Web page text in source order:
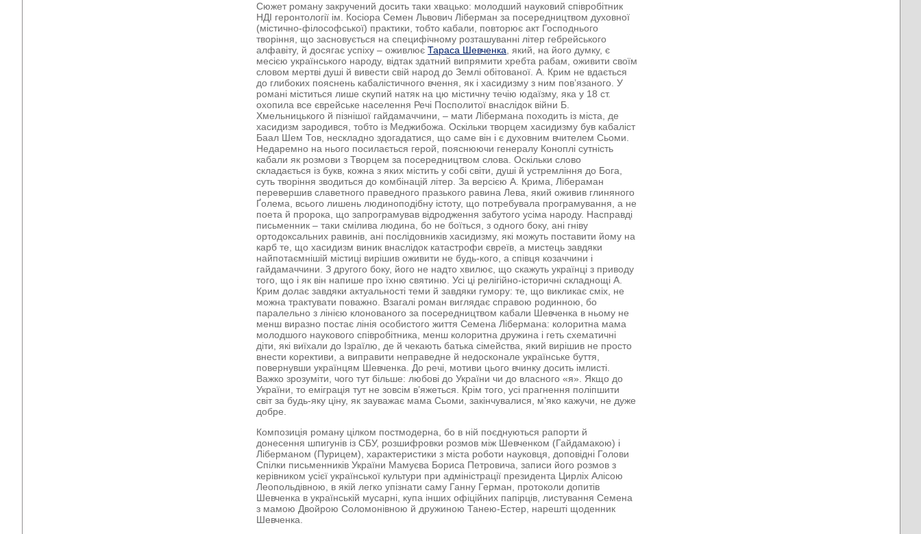
Сюжет роману закручений досить таки хвацько: молодший науковий співробітник
НДІ геронтології ім. Косіора Семен Львович Ліберман за посередництвом духовної
(містично-філософської) практики, тобто кабали, повторює акт Господнього
творіння, що засновується на специфічному розташуванні літер гебрейського
алфавіту, й досягає успіху – оживлюєТараса Шевченка , який, на його думку, є
месією українського народу, відтак здатний випрямити хребта рабам, оживити своїм
словом мертві душі й вивести свій народ до Землі обітованої. А. Крим не вдається
до глибоких пояснень кабалістичного вчення, як і хасидизму з ним повʼязаного. У
романі міститься лише скупий натяк на цю містичну течію юдаїзму, яка у 18 ст.
охопила все єврейське населення Речі Посполитої внаслідок війни Б.
Хмельницького й пізнішої гайдамаччини, – мати Лібермана походить із міста, де
хасидизм зародився, тобто із Меджибожа. Оскільки творцем хасидизму був кабаліст
Баал Шем Тов, нескладно здогадатися, що саме він і є духовним вчителем Сьоми.
Недаремно на нього посилається герой, пояснюючи генералу Коноплі сутність
кабали як розмови з Творцем за посередництвом слова. Оскільки слово
складається із букв, кожна з яких містить у собі світи, душі й устремління до Бога,
суть творіння зводиться до комбінацій літер. За версією А. Крима, Лібераман
перевершив славетного праведного празького равина Лева, який оживив глиняного
Ґолема, всього лишень людиноподібну істоту, що потребувала програмування, а не
поета й пророка, що запрограмував відродження забутого усіма народу. Насправді
письменник – таки смілива людина, бо не боїться, з одного боку, ані гніву
ортодоксальних равинів, ані послідовників хасидизму, які можуть поставити йому на
карб те, що хасидизм виник внаслідок катастрофи євреїв, а мистець завдяки
найпотаємнішій містиці вирішив оживити не будь-кого, а співця козаччини і
гайдамаччини. З другого боку, його не надто хвилює, що скажуть українці з приводу
того, що і як він напише про їхню святиню. Усі ці релігійно-історичні складнощі А.
Крим долає завдяки актуальності теми й завдяки гумору: те, що викликає сміх, не
можна трактувати поважно. Взагалі роман виглядає справою родинною, бо
паралельно з лінією клонованого за посередництвом кабали Шевченка в ньому не
менш виразно постає лінія особистого життя Семена Лібермана: колоритна мама
молодшого наукового співробітника, менш колоритна дружина і геть схематичні
діти, які виїхали до Ізраїлю, де й чекають батька сімейства, який вирішив не просто
внести корективи, а виправити неправедне й недосконале українське буття,
повернувши українцям Шевченка. До речі, мотиви цього вчинку досить імлисті.
Важко зрозуміти, чого тут більше: любові до України чи до власного «я». Якщо до
України, то еміграція тут не зовсім в’яжеться. Крім того, усі прагнення поліпшити
світ за будь-яку ціну, як зауважає мама Сьоми, закінчувалися, м’яко кажучи, не дуже
добре.
Композиція роману цілком постмодерна, бо в ній поєднуються рапорти й
донесення шпигунів із СБУ, розшифровки розмов між Шевченком (Гайдамакою) і
Ліберманом (Пурицем), характеристики з міста роботи науковця, доповідні Голови
Спілки письменників України Мамуєва Бориса Петровича, записи його розмов з
керівником усієї української культури при адміністрації президента Цирліх Алісою
Леопольдівною, в якій легко упізнати саму Ганну Герман, протоколи допитів
Шевченка в українській мусарні, купа інших офіційних папірців, листування Семена
з мамою Двойрою Соломонівною й дружиною Танею-Естер, нарешті щоденник
Шевченка.